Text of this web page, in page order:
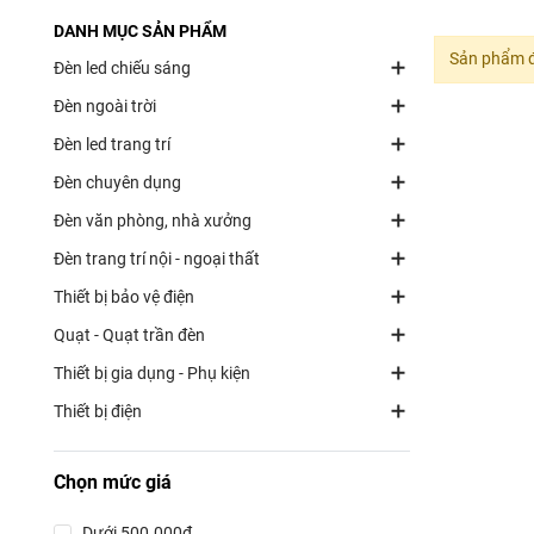
DANH MỤC SẢN PHẨM
Đèn led chiếu sáng
Đèn ngoài trời
Đèn led trang trí
Đèn chuyên dụng
Đèn văn phòng, nhà xưởng
Đèn trang trí nội - ngoại thất
Thiết bị bảo vệ điện
Quạt - Quạt trần đèn
Thiết bị gia dụng - Phụ kiện
Thiết bị điện
Chọn mức giá
Sản phẩm